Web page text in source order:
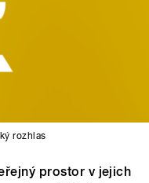
rozhlas
prostor v jejich